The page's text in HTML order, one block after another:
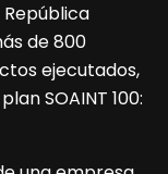
República
de 800
ejecutados,
SOAINT 100: